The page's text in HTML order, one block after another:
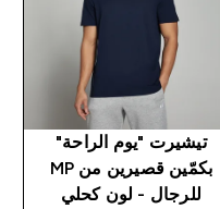
تيشيرت "يوم الراحة"
بكمّين قصيرين من MP
للرجال - لون كحلي